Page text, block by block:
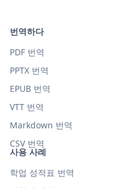
사용 사례
학업 성적표 번역
번역하다
PDF 번역
PPTX 번역
EPUB 번역
VTT 번역
Markdown 번역
CSV 번역